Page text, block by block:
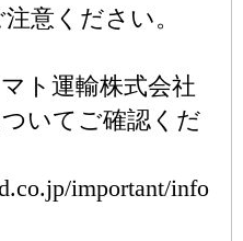
意ください。
ト運輸株式会社
いてご確認くだ
important/info